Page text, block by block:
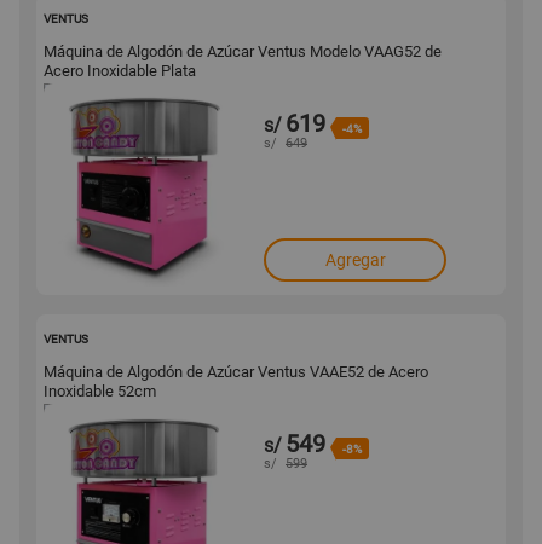
VENTUS
Máquina de Algodón de Azúcar Ventus Modelo VAAG52 de
Acero Inoxidable Plata
s/ 619 -4%
s/ 649
Agregar
VENTUS
Máquina de Algodón de Azúcar Ventus VAAE52 de Acero
Inoxidable 52cm
s/ 549 -8%
s/ 599